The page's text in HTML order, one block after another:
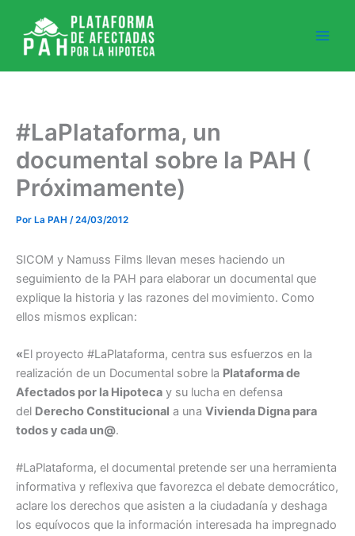
contenido
#LaPlataforma, un
documental sobre la PAH (
Próximamente)
Por La PAH /24/03/2012
SICOM y Namuss Films llevan meses haciendo un
seguimiento de la PAH para elaborar un documental que
explique la historia y las razones del movimiento. Como
ellos mismos explican:
«El proyecto #LaPlataforma, centra sus esfuerzos en la
realización de un Documental sobre la Plataforma de
Afectados por la Hipoteca y su lucha en defensa
del Derecho Constitucional a una Vivienda Digna para
todos y cada un@.
#LaPlataforma, el documental pretende ser una herramienta
informativa y reflexiva que favorezca el debate democrático,
aclare los derechos que asisten a la ciudadanía y deshaga
los equívocos que la información interesada ha impregnado